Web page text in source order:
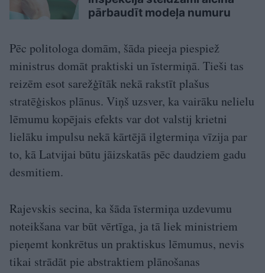
pārbaudīt modeļa numuru
Pēc politologa domām, šāda pieeja piespiež
ministrus domāt praktiski un īstermiņā. Tieši tas
reizēm esot sarežģītāk nekā rakstīt plašus
stratēģiskos plānus. Viņš uzsver, ka vairāku nelielu
lēmumu kopējais efekts var dot valstij krietni
lielāku impulsu nekā kārtējā ilgtermiņa vīzija par
to, kā Latvijai būtu jāizskatās pēc daudziem gadu
desmitiem.
Rajevskis secina, ka šāda īstermiņa uzdevumu
noteikšana var būt vērtīga, ja tā liek ministriem
pieņemt konkrētus un praktiskus lēmumus, nevis
tikai strādāt pie abstraktiem plānošanas